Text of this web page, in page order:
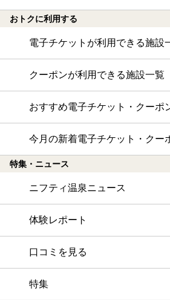
おトクに利用する
電子チケットが利用できる施設
クーポンが利用できる施設一覧
おすすめ電子チケット・クーポ
今月の新着電子チケット・クー
特集・ニュース
ニフティ温泉ニュース
体験レポート
口コミを見る
特集